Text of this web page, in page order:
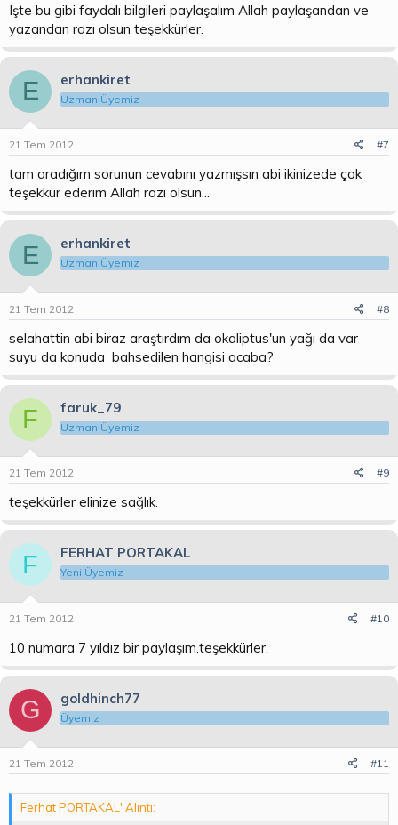
Işte bu gibi faydalı bilgileri paylaşalım Allah paylaşandan ve
yazandan razı olsun teşekkürler.
E erhankiret
Uzman Üyemiz
21 Tem 2012 #7
tam aradığım sorunun cevabını yazmışsın abi ikinizede çok
teşekkür ederim Allah razı olsun...
E erhankiret
Uzman Üyemiz
21 Tem 2012 #8
selahattin abi biraz araştırdım da okaliptus'un yağı da var
suyu da konuda bahsedilen hangisi acaba?
F faruk_79
Uzman Üyemiz
21 Tem 2012 #9
teşekkürler elinize sağlık.
F FERHAT PORTAKAL
Yeni Üyemiz
21 Tem 2012 #10
10 numara 7 yıldız bir paylaşım.teşekkürler.
G goldhinch77
Üyemiz
21 Tem 2012 #11
Ferhat PORTAKAL' Alıntı: